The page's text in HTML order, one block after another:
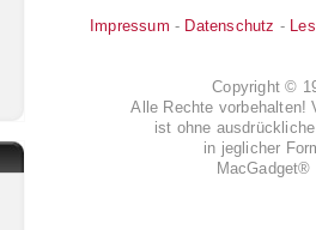
Impressum - Datenschutz -
Copyright ©
Alle Rechte vorbehalten!
ist ohne
in jeglicher
MacGadget®